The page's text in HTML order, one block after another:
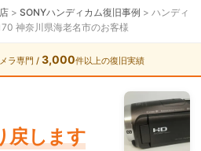
HOME
> SONYハンディカム復旧事例 > ハンディ
神奈川県海老名市のお客様
ラ専門 / 3,000件以上の復旧実績
戻します